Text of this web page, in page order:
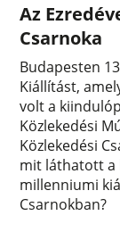
Az
Csarnoka
Budapesten
Kiállítást,
volt a
Közlekedési
Közlekedési
mit láthatott a
millenniumi
Csarnokban?